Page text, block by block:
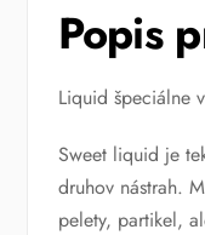
Popis
Liquid špeciálne
Sweet liquid je
druhov nástrah.
pelety, partikel,